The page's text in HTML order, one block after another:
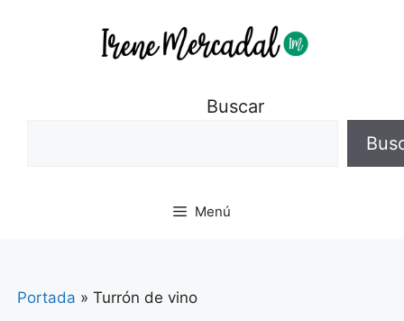
Buscar
Menú
Portada » Turrón de vino